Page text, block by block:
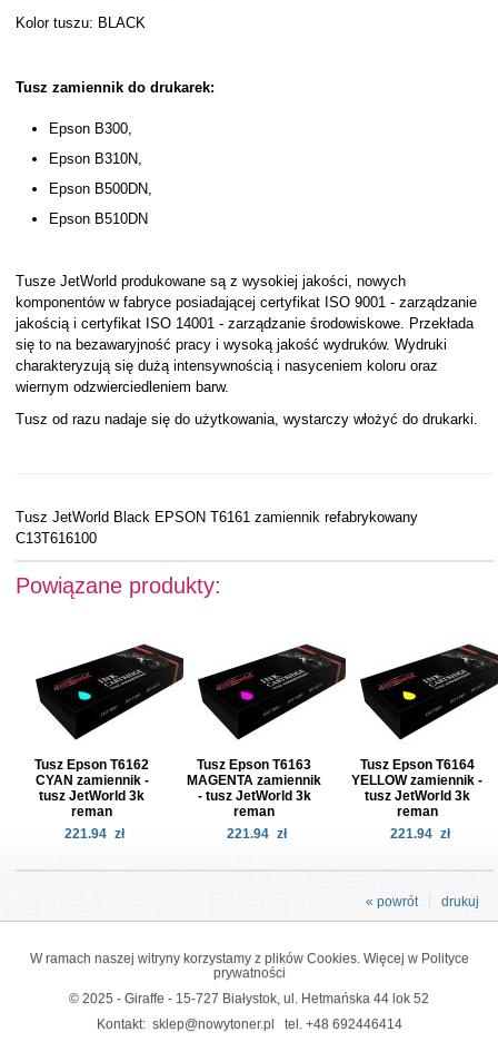
Kolor tuszu: BLACK
Tusz zamiennik do drukarek:
Epson B300,
Epson B310N,
Epson B500DN,
Epson B510DN
Tusze JetWorld produkowane są z wysokiej jakości, nowych
komponentów w fabryce posiadającej certyfikat ISO 9001 - zarządzanie
jakością i certyfikat ISO 14001 - zarządzanie środowiskowe. Przekłada
się to na bezawaryjność pracy i wysoką jakość wydruków. Wydruki
charakteryzują się dużą intensywnością i nasyceniem koloru oraz
wiernym odzwierciedleniem barw.
Tusz od razu nadaje się do użytkowania, wystarczy włożyć do drukarki.
Tusz JetWorld Black EPSON T6161 zamiennik refabrykowany
C13T616100
Powiązane produkty:
Tusz Epson T6162
CYAN zamiennik -
tusz JetWorld 3k
reman
221.94 zł
Tusz Epson T6163
MAGENTA zamiennik
- tusz JetWorld 3k
reman
221.94 zł
Tusz Epson T6164
YELLOW zamiennik -
tusz JetWorld 3k
reman
221.94 zł
drukuj
« powrót
W ramach naszej witryny korzystamy z plików Cookies. Więcej w Polityce
prywatności
© 2025 - Giraffe - 15-727 Białystok, ul. Hetmańska 44 lok 52
Kontakt: sklep@nowytoner.pl tel. +48 692446414